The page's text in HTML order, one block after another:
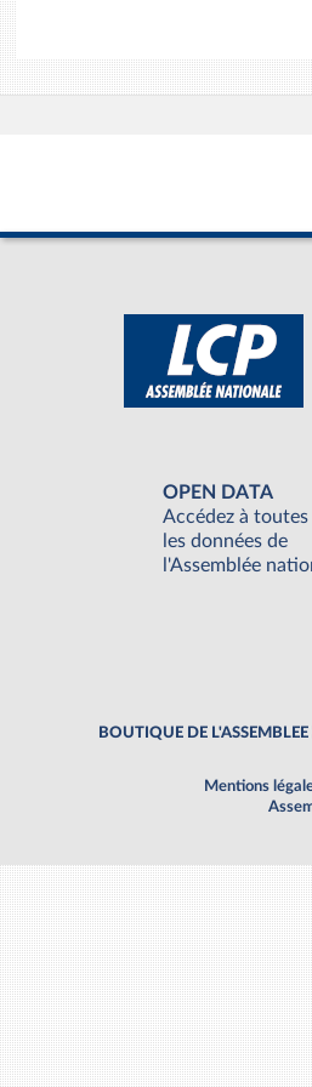
OPEN DATA
Accédez à toutes
les données de
l'Assemblée
BOUTIQUE DE L'ASSEMBLEE
Mentions